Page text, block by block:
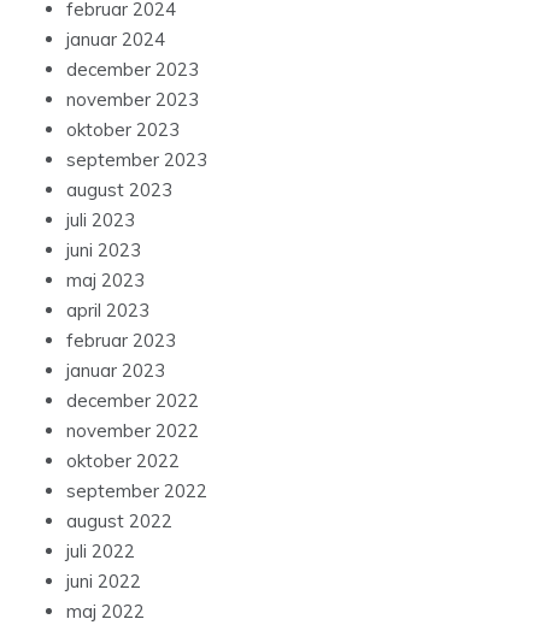
februar 2024
januar 2024
december 2023
november 2023
oktober 2023
september 2023
august 2023
juli 2023
juni 2023
maj 2023
april 2023
februar 2023
januar 2023
december 2022
november 2022
oktober 2022
september 2022
august 2022
juli 2022
juni 2022
maj 2022